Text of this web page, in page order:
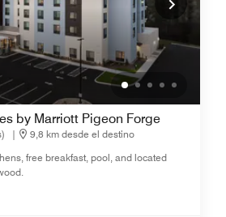
by Marriott Pigeon Forge
|
9,8 km desde el destino
free breakfast, pool, and located